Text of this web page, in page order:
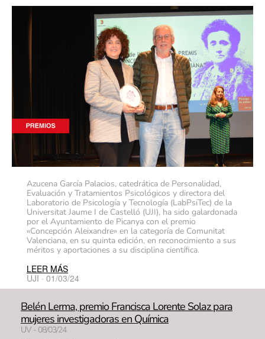
Azucena García Palacios, catedrática de Personalidad,
Evaluación y Tratamientos Psicológicos y directora del
Laboratorio de Psicología y Tecnología (LabPsiTec) de la
Universitat Jaume I de Castelló (UJI), ha sido galardonada
por el Ayuntamiento de Picanya con el premio
«Concepción Aleixandre» en la categoría de Comunitat
Valenciana, en su quinta edición, en reconocimiento a sus
méritos y aportaciones a su disciplina científica.
LEER MÁS
UJI · 01/03/24
Belén Lerma, premio Francisca Lorente Solaz para
mujeres investigadoras en Química
UV - 08/03/24